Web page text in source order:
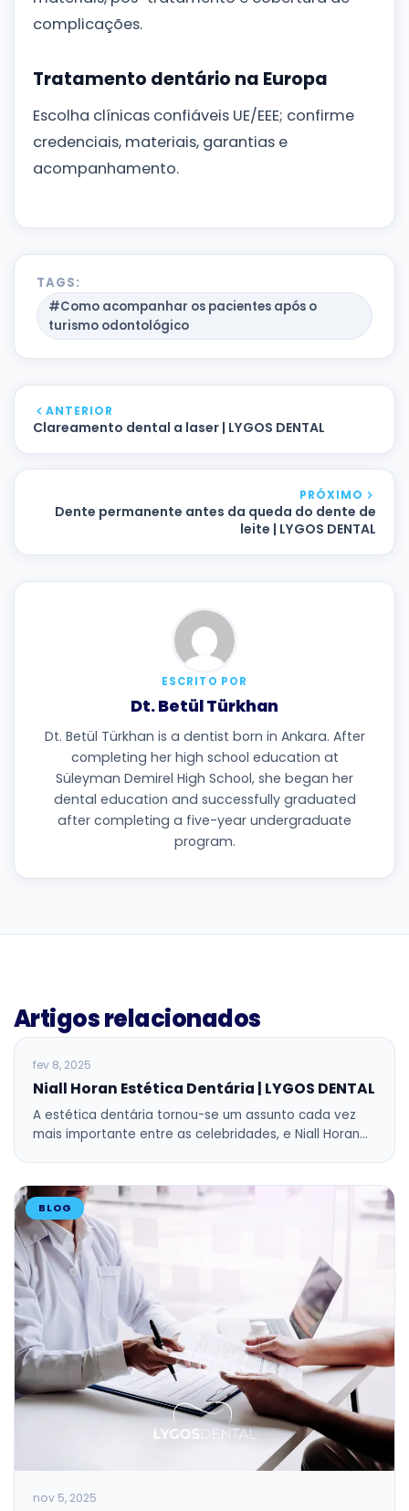
complicações.
Tratamento dentário na Europa
Escolha clínicas confiáveis UE/EEE; confirme
credenciais, materiais, garantias e
acompanhamento.
TAGS:
#Como acompanhar os pacientes após o
turismo odontológico
ANTERIOR
Clareamento dental a laser | LYGOS DENTAL
PRÓXIMO
Dente permanente antes da queda do dente de
leite | LYGOS DENTAL
ESCRITO POR
Dt. Betül Türkhan
Dt. Betül Türkhan is a dentist born in Ankara. After
completing her high school education at
Süleyman Demirel High School, she began her
dental education and successfully graduated
after completing a five-year undergraduate
program.
Artigos relacionados
BLOG
fev 8, 2025
Niall Horan Estética Dentária | LYGOS DENTAL
A estética dentária tornou-se um assunto cada vez
mais importante entre as celebridades, e Niall Horan…
BLOG
nov 5, 2025